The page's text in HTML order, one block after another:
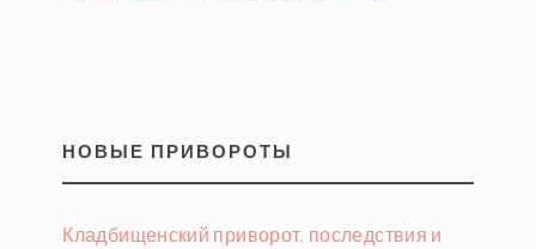
НОВЫЕ ПРИВОРОТЫ
Кладбищенский приворот, последствия и